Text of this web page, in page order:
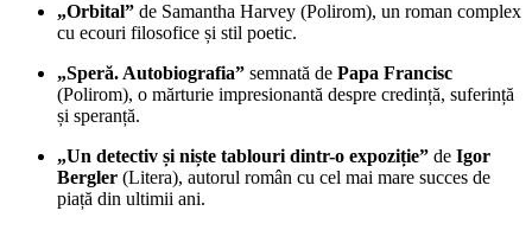
„Orbital” de Samantha Harvey (Polirom), un roman complex
cu ecouri filosofice și stil poetic.
„Speră. Autobiografia” semnată de Papa Francisc
(Polirom), o mărturie impresionantă despre credință, suferință
și speranță.
„Un detectiv și niște tablouri dintr-o expoziție” de Igor
Bergler (Litera), autorul român cu cel mai mare succes de
piață din ultimii ani.